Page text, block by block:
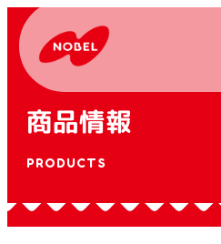
商品情報
PRODUCTS